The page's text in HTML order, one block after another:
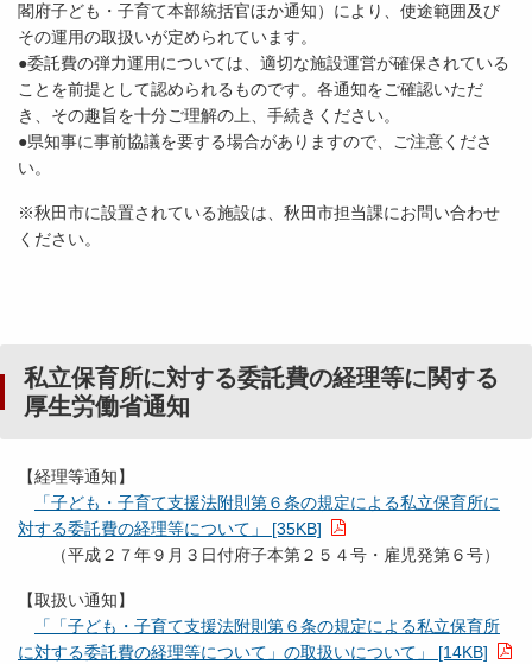
閣府子ども・子育て本部統括官ほか通知）により、使途範囲及び
その運用の取扱いが定められています。
●委託費の弾力運用については、適切な施設運営が確保されている
ことを前提として認められるものです。各通知をご確認いただ
き、その趣旨を十分ご理解の上、手続きください。
●県知事に事前協議を要する場合がありますので、ご注意くださ
い。
※秋田市に設置されている施設は、秋田市担当課にお問い合わせ
ください。
私立保育所に対する委託費の経理等に関する
厚生労働省通知
【経理等通知】
「子ども・子育て支援法附則第６条の規定による私立保育所に
対する委託費の経理等について」 [35KB]
（平成２７年９月３日付府子本第２５４号・雇児発第６号）
【取扱い通知】
「「子ども・子育て支援法附則第６条の規定による私立保育所
に対する委託費の経理等について」の取扱いについて」 [14KB]